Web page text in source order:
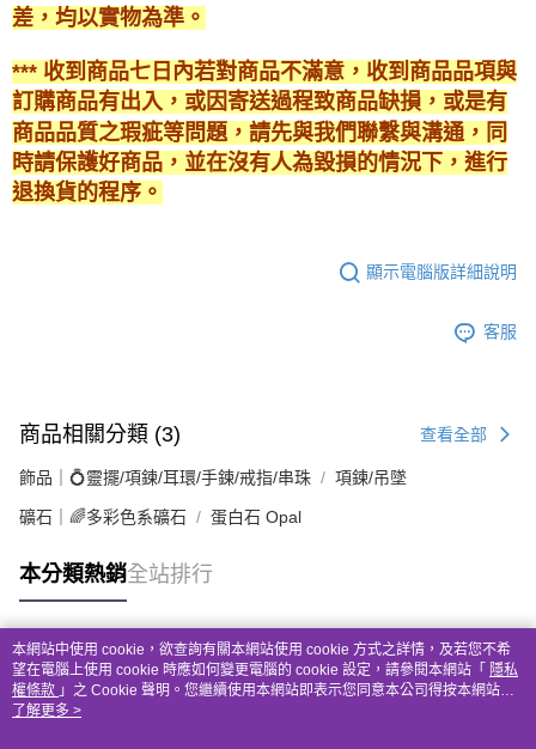
差，均以實物為準。
*** 收到商品七日內若對商品不滿意，收到商品品項與
訂購商品有出入，或因寄送過程致商品缺損，或是有
商品品質之瑕疵等問題，請先與我們聯繫與溝通，同
時請保護好商品，並在沒有人為毀損的情況下，進行
退換貨的程序。
顯示電腦版詳細說明
客服
商品相關分類 (3) 查看全部
飾品｜💍靈擺/項鍊/耳環/手鍊/戒指/串珠 項鍊/吊墜
礦石｜🌈多彩色系礦石 蛋白石 Opal
本分類熱銷全站排行
熱門標籤
本網站中使用 cookie，欲查詢有關本網站使用 cookie 方式之詳情，及若您不希
望在電腦上使用 cookie 時應如何變更電腦的 cookie 設定，請參閱本網站「 隱私
權條款 」之 Cookie 聲明。您繼續使用本網站即表示您同意本公司得按本網站使
用條款之 Cookie 聲明使用 cookie。
了解更多 >